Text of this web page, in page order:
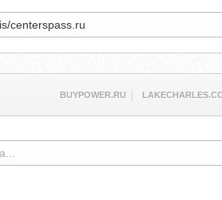
BUYPOWER.RU